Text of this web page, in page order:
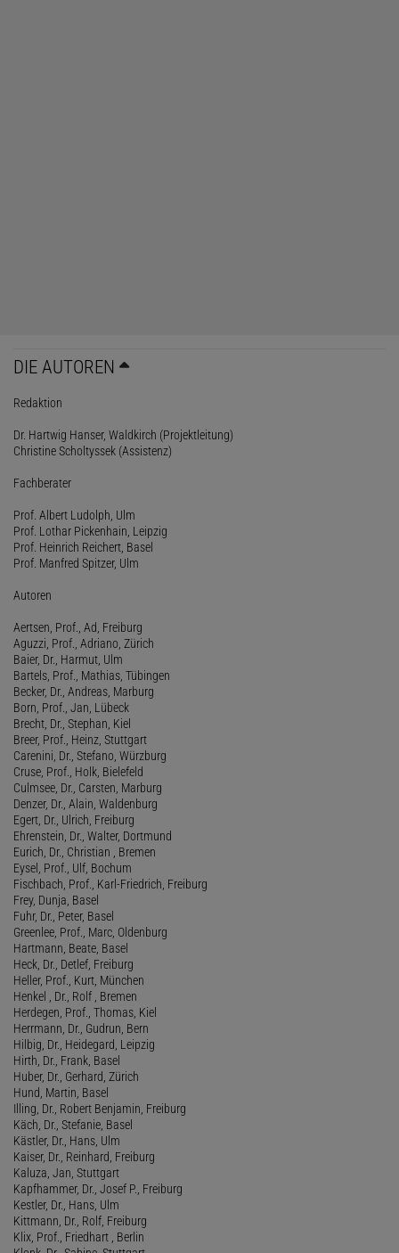
DIE AUTOREN
Redaktion
Dr. Hartwig Hanser, Waldkirch (Projektleitung)
Christine Scholtyssek (Assistenz)
Fachberater
Prof. Albert Ludolph, Ulm
Prof. Lothar Pickenhain, Leipzig
Prof. Heinrich Reichert, Basel
Prof. Manfred Spitzer, Ulm
Autoren
Aertsen, Prof., Ad, Freiburg
Aguzzi, Prof., Adriano, Zürich
Baier, Dr., Harmut, Ulm
Bartels, Prof., Mathias, Tübingen
Becker, Dr., Andreas, Marburg
Born, Prof., Jan, Lübeck
Brecht, Dr., Stephan, Kiel
Breer, Prof., Heinz, Stuttgart
Carenini, Dr., Stefano, Würzburg
Cruse, Prof., Holk, Bielefeld
Culmsee, Dr., Carsten, Marburg
Denzer, Dr., Alain, Waldenburg
Egert, Dr., Ulrich, Freiburg
Ehrenstein, Dr., Walter, Dortmund
Eurich, Dr., Christian , Bremen
Eysel, Prof., Ulf, Bochum
Fischbach, Prof., Karl-Friedrich, Freiburg
Frey, Dunja, Basel
Fuhr, Dr., Peter, Basel
Greenlee, Prof., Marc, Oldenburg
Hartmann, Beate, Basel
Heck, Dr., Detlef, Freiburg
Heller, Prof., Kurt, München
Henkel , Dr., Rolf , Bremen
Herdegen, Prof., Thomas, Kiel
Herrmann, Dr., Gudrun, Bern
Hilbig, Dr., Heidegard, Leipzig
Hirth, Dr., Frank, Basel
Huber, Dr., Gerhard, Zürich
Hund, Martin, Basel
Illing, Dr., Robert Benjamin, Freiburg
Käch, Dr., Stefanie, Basel
Kästler, Dr., Hans, Ulm
Kaiser, Dr., Reinhard, Freiburg
Kaluza, Jan, Stuttgart
Kapfhammer, Dr., Josef P., Freiburg
Kestler, Dr., Hans, Ulm
Kittmann, Dr., Rolf, Freiburg
Klix, Prof., Friedhart , Berlin